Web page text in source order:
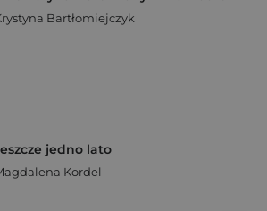
Bartłomiejczyk
jedno lato
Kordel